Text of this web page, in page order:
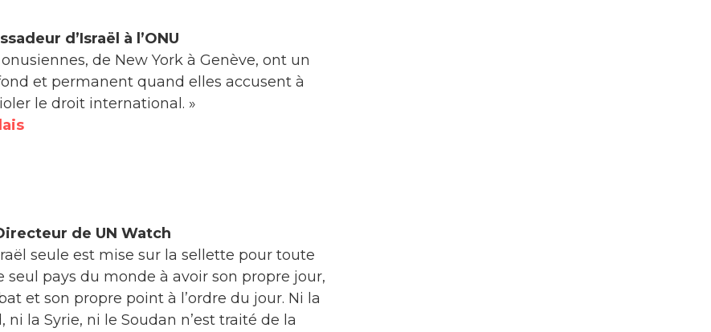
d’Israël à l’ONU
de New York à Genève, ont un
et permanent quand elles accusent à
le droit international. »
de UN Watch
seule est mise sur la sellette pour toute
seul pays du monde à avoir son propre jour,
et son propre point à l’ordre du jour. Ni la
ni la Syrie, ni le Soudan n’est traité de la